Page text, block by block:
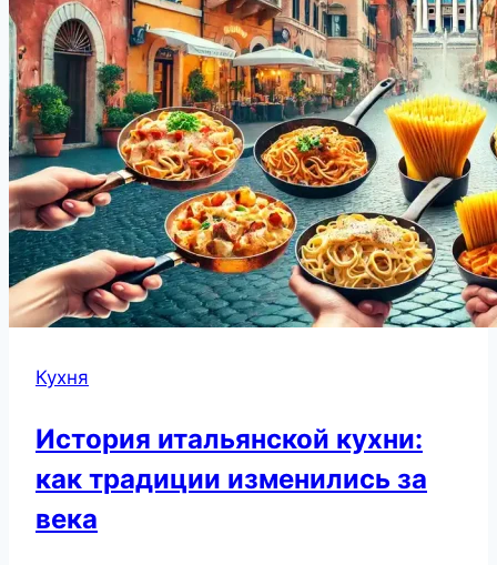
Кухня
История итальянской кухни:
как традиции изменились за
века